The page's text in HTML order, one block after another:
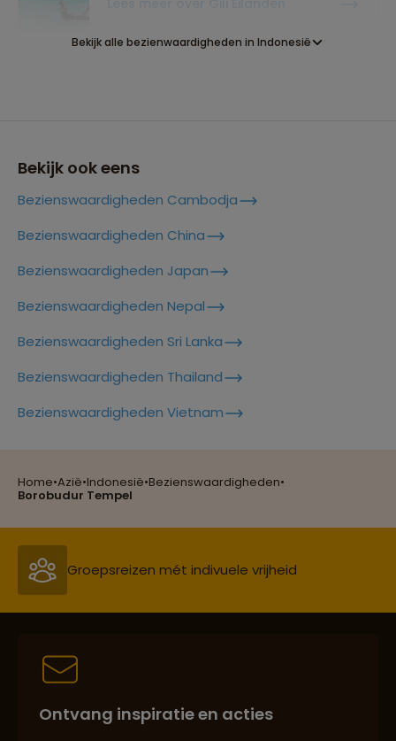
Home•Azië•Indonesië•Bezienswaardigheden•
Borobudur TempelLees meer over Lombok
Waterfall
Lees meer over Medan
Bekijk alle bezienwaardigheden in Indonesië
Bekijk ook eens
Bezienswaardigheden Cambodja
Bezienswaardigheden China
Bezienswaardigheden Japan
Bezienswaardigheden Nepal
Bezienswaardigheden Sri Lanka
Bezienswaardigheden Thailand
Bezienswaardigheden Vietnam
Groepsreizen mét indivuele vrijheid
Persoonlijk en deskundig reisadvies
Best beoordeelde reisroutes
Ontvang inspiratie en acties